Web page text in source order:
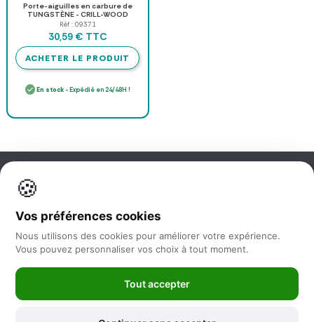
Porte-aiguilles en carbure de
TUNGSTÈNE - CRILL-WOOD
Réf : 09371
30,59 € TTC
ACHETER LE PRODUIT
En stock- Expédié en 24/48H !
Information
Nos services
Newsletter
🍪
Vos préférences cookies
Nous utilisons des cookies pour améliorer votre expérience.
Vous pouvez personnaliser vos choix à tout moment.
Tout accepter